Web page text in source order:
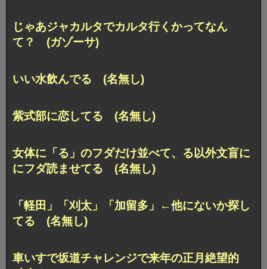
じゃあジャカルタでカルタ行くかってなん
て？ (ガゾーサ)
いい水飲んでる (名無し)
紫式部に恋してる (名無し)
女体に「る」のフダだけ並べて、る以外文盲に
にフダ読ませてる (名無し)
「軽田」「刈太」「加留多」←他にないか探し
てる (名無し)
車いすで坂道チャレンジで来年の正月絶望的